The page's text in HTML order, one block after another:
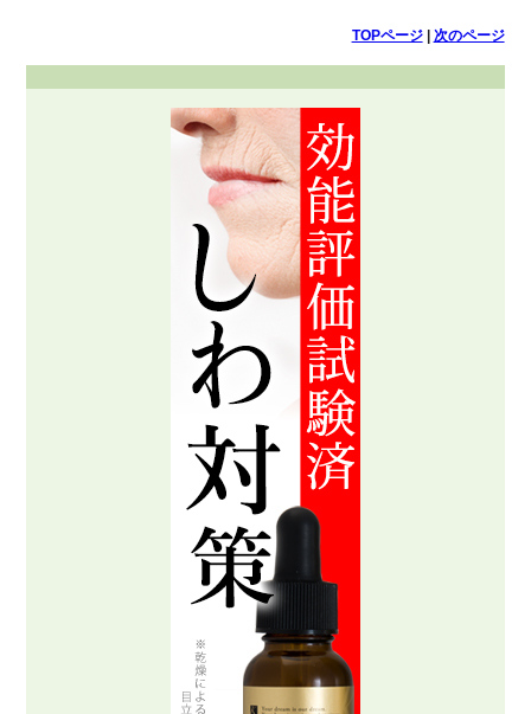
TOPページ| 次のページ